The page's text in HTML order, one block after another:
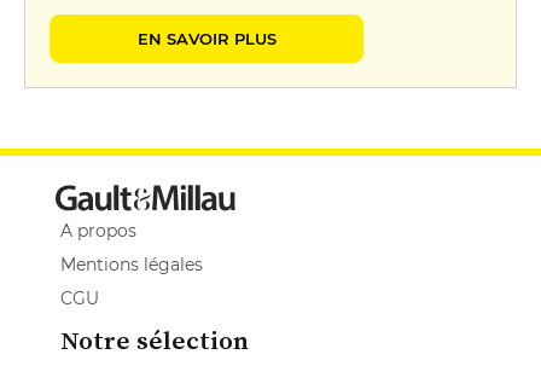
EN SAVOIR PLUS
A propos
Mentions légales
CGU
Notre sélection